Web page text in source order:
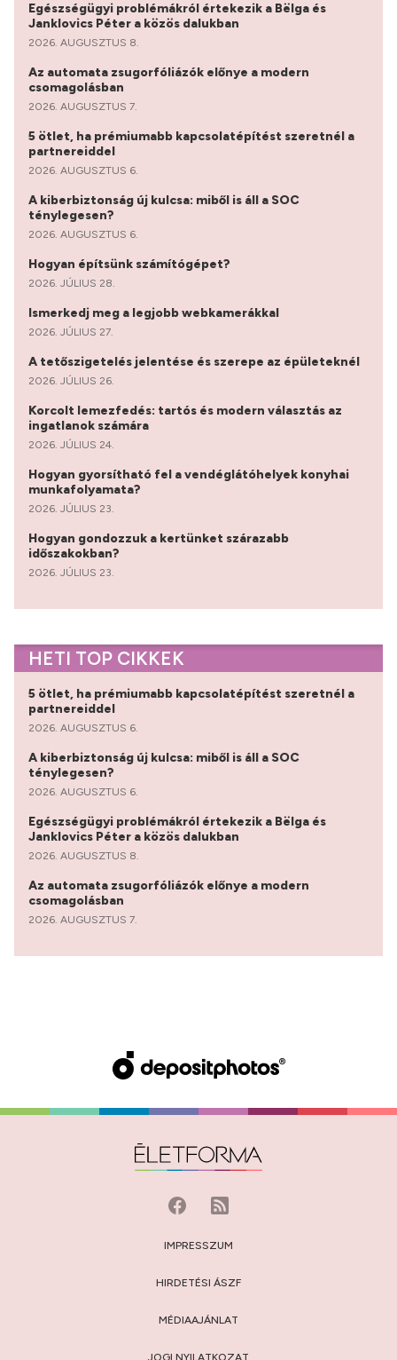
Egészségügyi problémákról értekezik a Bëlga és
Janklovics Péter a közös dalukban
2026. AUGUSZTUS 8.
Az automata zsugorfóliázók előnye a modern
csomagolásban
2026. AUGUSZTUS 7.
5 ötlet, ha prémiumabb kapcsolatépítést szeretnél a
partnereiddel
2026. AUGUSZTUS 6.
A kiberbiztonság új kulcsa: miből is áll a SOC
ténylegesen?
2026. AUGUSZTUS 6.
Hogyan építsünk számítógépet?
2026. JÚLIUS 28.
Ismerkedj meg a legjobb webkamerákkal
2026. JÚLIUS 27.
A tetőszigetelés jelentése és szerepe az épületeknél
2026. JÚLIUS 26.
Korcolt lemezfedés: tartós és modern választás az
ingatlanok számára
2026. JÚLIUS 24.
Hogyan gyorsítható fel a vendéglátóhelyek konyhai
munkafolyamata?
2026. JÚLIUS 23.
Hogyan gondozzuk a kertünket szárazabb
időszakokban?
2026. JÚLIUS 23.
HETI TOP CIKKEK
5 ötlet, ha prémiumabb kapcsolatépítést szeretnél a
partnereiddel
2026. AUGUSZTUS 6.
A kiberbiztonság új kulcsa: miből is áll a SOC
ténylegesen?
2026. AUGUSZTUS 6.
Egészségügyi problémákról értekezik a Bëlga és
Janklovics Péter a közös dalukban
2026. AUGUSZTUS 8.
Az automata zsugorfóliázók előnye a modern
csomagolásban
2026. AUGUSZTUS 7.
IMPRESSZUM
HIRDETÉSI ÁSZF
MÉDIAAJÁNLAT
JOGI NYILATKOZAT